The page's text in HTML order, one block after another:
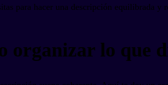
para hacer una descripción equilibrada y
organizar lo que